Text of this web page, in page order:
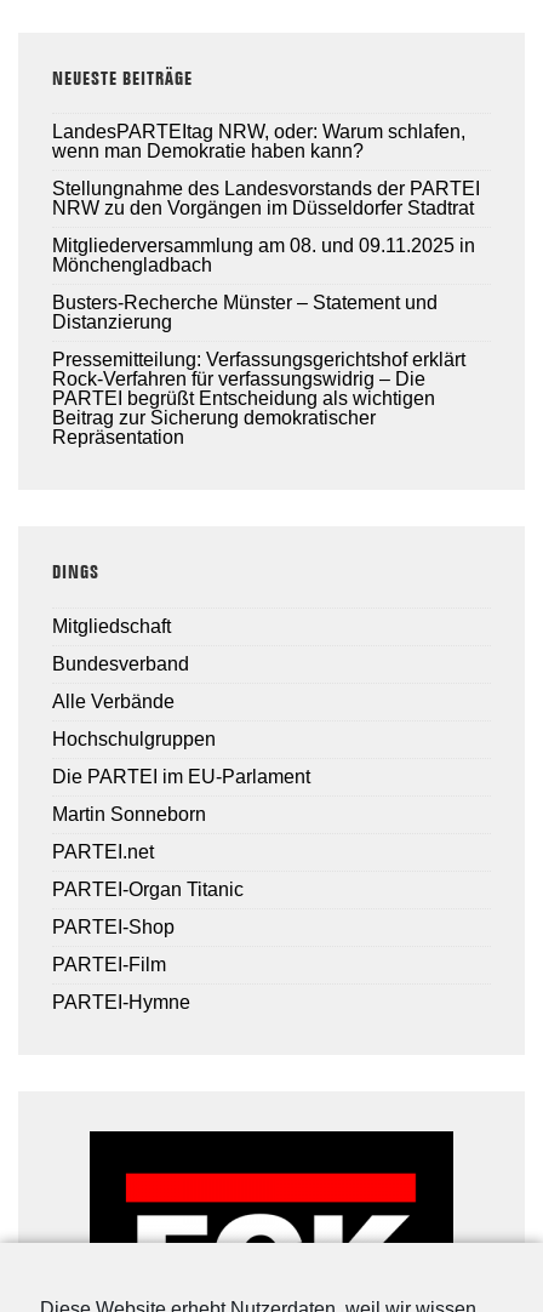
NEUESTE BEITRÄGE
LandesPARTEItag NRW, oder: Warum schlafen,
wenn man Demokratie haben kann?
Stellungnahme des Landesvorstands der PARTEI
NRW zu den Vorgängen im Düsseldorfer Stadtrat
Mitgliederversammlung am 08. und 09.11.2025 in
Mönchengladbach
Busters-Recherche Münster – Statement und
Distanzierung
Pressemitteilung: Verfassungsgerichtshof erklärt
Rock-Verfahren für verfassungswidrig – Die
PARTEI begrüßt Entscheidung als wichtigen
Beitrag zur Sicherung demokratischer
Repräsentation
DINGS
Mitgliedschaft
Bundesverband
Alle Verbände
Hochschulgruppen
Die PARTEI im EU-Parlament
Martin Sonneborn
PARTEI.net
PARTEI-Organ Titanic
PARTEI-Shop
PARTEI-Film
PARTEI-Hymne